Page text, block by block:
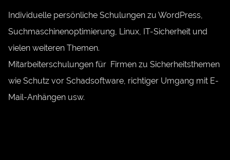
Individuelle persönliche Schulungen zu WordPress,
Suchmaschinenoptimierung, Linux, IT-Sicherheit und
vielen weiteren Themen.
Mitarbeiterschulungen für Firmen zu Sicherheitsthemen
wie Schutz vor Schadsoftware, richtiger Umgang mit E-
Mail-Anhängen usw.